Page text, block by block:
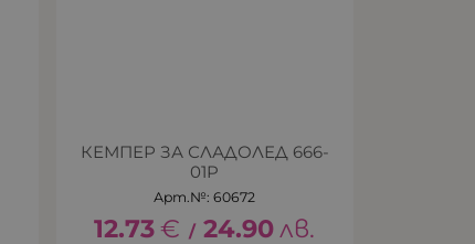
КЕМПЕР ЗА СЛАДОЛЕД 666-
01P
Арт.№: 60672
12.73€ / 24.90лв.